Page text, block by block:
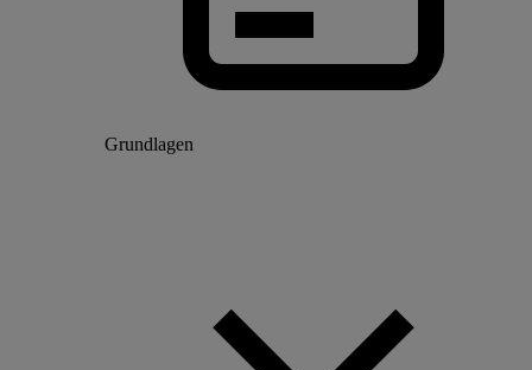
Grundlagen